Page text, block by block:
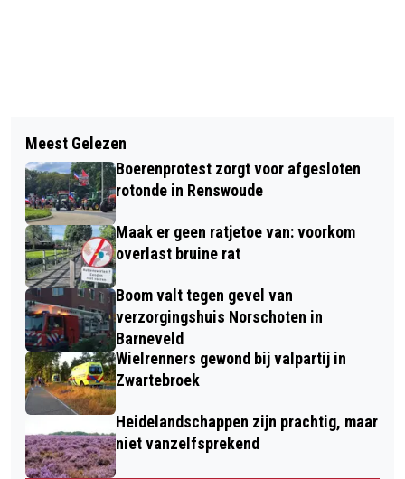
ANDERE WEBSITE VOOR AANVRAGEN
MINIMAREGELINGEN
UITSTEKENDE STRATEGIE LEVERT
TWEEDE PLAATS OP - MITCHEL EN
MARTIN BLIJVEN UIT DE PROBLEMEN
IN EERSTE ETAPPE
Meest Gelezen
Boerenprotest zorgt voor afgesloten
rotonde in Renswoude
Maak er geen ratjetoe van: voorkom
overlast bruine rat
Boom valt tegen gevel van
verzorgingshuis Norschoten in
Barneveld
Wielrenners gewond bij valpartij in
Zwartebroek
Heidelandschappen zijn prachtig, maar
niet vanzelfsprekend